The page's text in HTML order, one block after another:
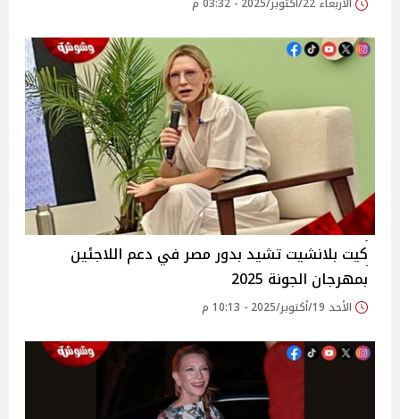
كيت بلانشيت تشيد بدور مصر في دعم اللاجئين
بمهرجان الجونة 2025
الأحد 19/أكتوبر/2025 - 10:13 م